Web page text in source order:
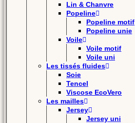
Lin & Chanvre
Popeline
Popeline motif
Popeline unie
Voile
Voile motif
Voile uni
Les tissés fluides
Soie
Tencel
Viscose EcoVero
Les mailles
Jersey
Jersey uni